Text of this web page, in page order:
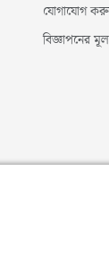
যোগাযোগ
বিজ্ঞাপনের